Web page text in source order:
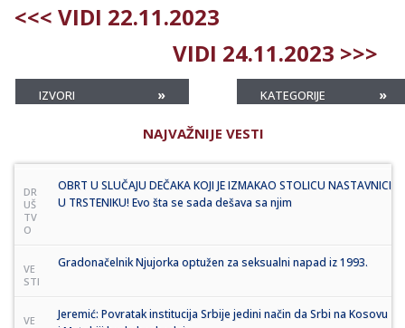
<<< VIDI 22.11.2023
VIDI 24.11.2023 >>>
IZVORI » KATEGORIJE »
NAJVAŽNIJE VESTI
DR
UŠ
TV
O
OBRT U SLUČAJU DEČAKA KOJI JE IZMAKAO STOLICU NASTAVNICI
U TRSTENIKU! Evo šta se sada dešava sa njim
VE
STI
Gradonačelnik Njujorka optužen za seksualni napad iz 1993.
VE
Jeremić: Povratak institucija Srbije jedini način da Srbi na Kosovu